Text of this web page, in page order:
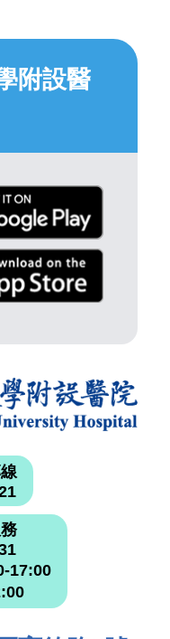
附設醫
17:00